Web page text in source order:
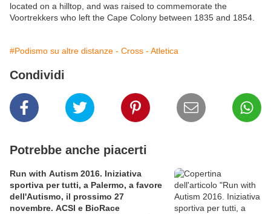
located on a hilltop, and was raised to commemorate the
Voortrekkers who left the Cape Colony between 1835 and 1854.
#Podismo su altre distanze - Cross - Atletica
Condividi
Potrebbe anche piacerti
Run with Autism 2016. Iniziativa
sportiva per tutti, a Palermo, a favore
dell'Autismo, il prossimo 27
novembre. ACSI e BioRace